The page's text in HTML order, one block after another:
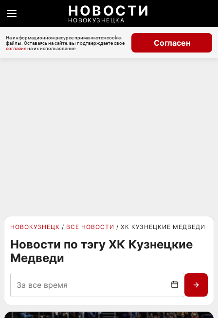
НОВОСТИ
НОВОКУЗНЕЦКА
На информационном ресурсе применяются cookie-
файлы. Оставаясь на сайте, вы подтверждаете свое
согласиена их использование.
Согласен
НОВОКУЗНЕЦК ВСЕ НОВОСТИ ХК КУЗНЕЦКИЕ МЕДВЕДИ
Новости по тэгу ХК Кузнецкие
Медведи